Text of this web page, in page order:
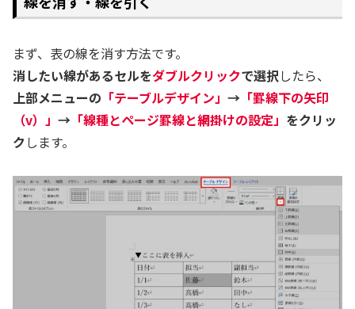
まず、表の線を消す方法です。
消したい線があるセルをダブルクリックで選択したら、
上部メニューの 「テーブルデザイン」 → 「罫線下の矢印
（v）」 → 「線種とページ罫線と網掛けの設定」 をクリッ
クします。